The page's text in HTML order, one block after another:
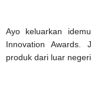
Ayo keluarkan
Innovation Awards.
produk dari luar negeri.